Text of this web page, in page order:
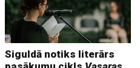
Siguldā notiks literārs